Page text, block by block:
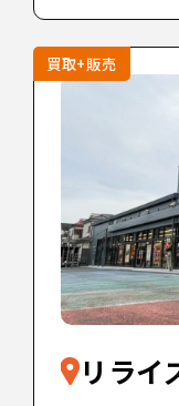
買取+販売
リライ